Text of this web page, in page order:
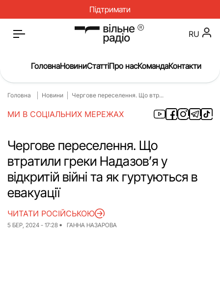
Підтримати
Головна
Окупація
Про нас
Війна
Гроші
Освіта
Інструкції
Медицина
ЖКГ
RU
ГоловнаНовиниСтаттіПро насКомандаКонтакти
Головна Новини Чергове переселення. Що втр...
МИ В СОЦІАЛЬНИХ МЕРЕЖАХ
Чергове переселення. Що
втратили греки Надазов’я у
відкритій війні та як гуртуються в
евакуації
5 БЕР, 2024 - 17:28 ГАННА НАЗАРОВА
ЧИТАТИ РОСІЙСЬКОЮ